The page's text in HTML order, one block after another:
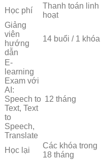
Học phí
Thanh toán linh
hoạt
Giảng
viên
hướng
dẫn
14 buổi / 1 khóa
E-
learning
Exam với
AI:
Speech to
Text, Text
to
Speech,
Translate
12 tháng
Học lại
Các khóa trong
18 tháng